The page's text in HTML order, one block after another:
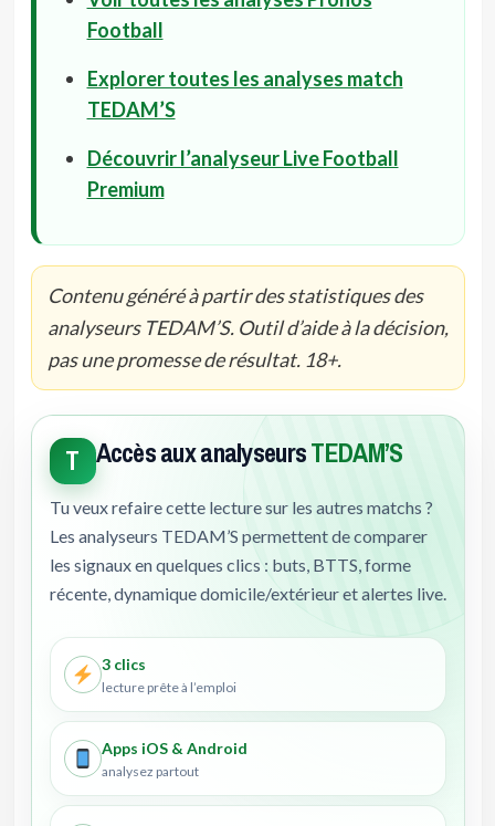
Football
Explorer toutes les analyses match
TEDAM’S
Découvrir l’analyseur Live Football
Premium
Contenu généré à partir des statistiques des
analyseurs TEDAM’S. Outil d’aide à la décision,
pas une promesse de résultat. 18+.
T Accès aux analyseursTEDAM’S
Tu veux refaire cette lecture sur les autres matchs ?
Les analyseurs TEDAM’S permettent de comparer
les signaux en quelques clics : buts, BTTS, forme
récente, dynamique domicile/extérieur et alertes live.
3 clics
lecture prête à l’emploi
Apps iOS & Android
analysez partout